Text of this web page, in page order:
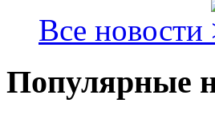
Все новости
Популярные